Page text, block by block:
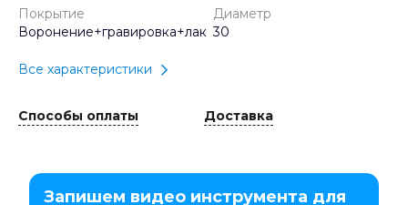
Покрытие
Воронение+гравировка+лак
Диаметр
30
Все характеристики
Способы оплаты Доставка
Запишем видео инструмента для